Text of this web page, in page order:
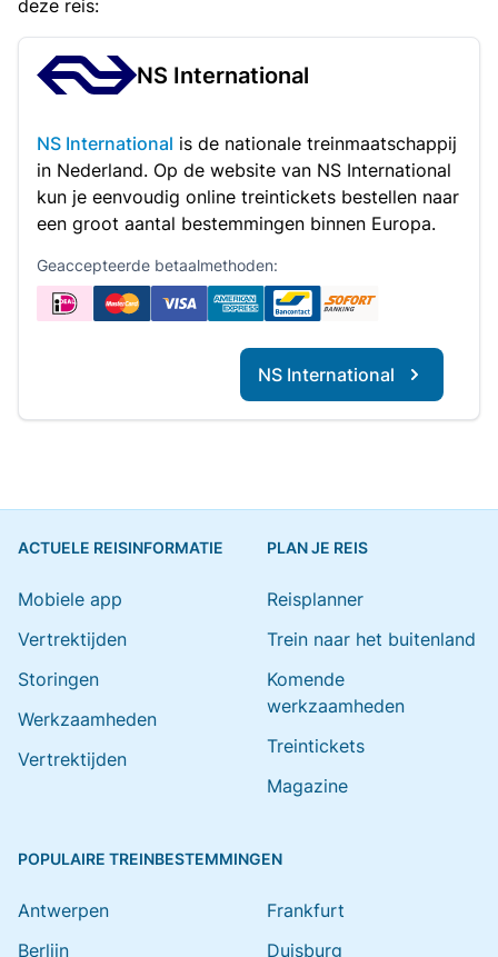
deze reis:
NS International
NS International is de nationale treinmaatschappij
in Nederland. Op de website van NS International
kun je eenvoudig online treintickets bestellen naar
een groot aantal bestemmingen binnen Europa.
Geaccepteerde betaalmethoden:
NS International
ACTUELE REISINFORMATIE
Mobiele app
Vertrektijden
Storingen
Werkzaamheden
Vertrektijden
PLAN JE REIS
Reisplanner
Trein naar het buitenland
Komende
werkzaamheden
Treintickets
Magazine
POPULAIRE TREINBESTEMMINGEN
Antwerpen
Berlijn
Frankfurt
Duisburg